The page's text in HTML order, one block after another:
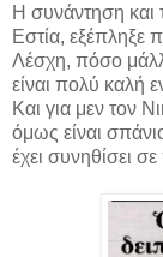
Η συνάντηση και
Εστία, εξέπληξε
Λέσχη, πόσο
είναι πολύ καλή
Και για μεν τον
όμως είναι
έχει συνηθίσει